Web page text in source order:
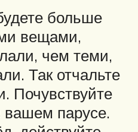
больше
вещами,
чем теми,
Так отчальте
Почувствуйте
вашем парусе.